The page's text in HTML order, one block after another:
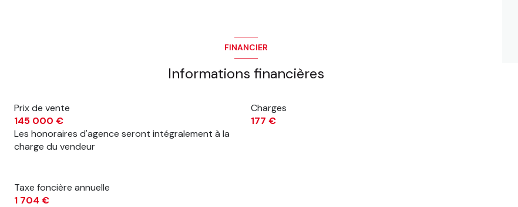
FINANCIER
Informations financières
Prix de vente
145 000 €
Les honoraires d'agence seront intégralement à la
charge du vendeur
Charges
177 €
Taxe foncière annuelle
1 704 €